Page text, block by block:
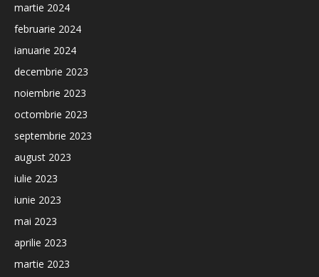
martie 2024
februarie 2024
ianuarie 2024
decembrie 2023
noiembrie 2023
octombrie 2023
septembrie 2023
august 2023
iulie 2023
iunie 2023
mai 2023
aprilie 2023
martie 2023